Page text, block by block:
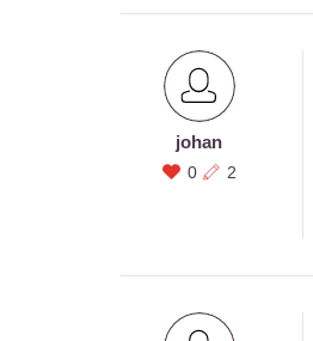
johan
0 2